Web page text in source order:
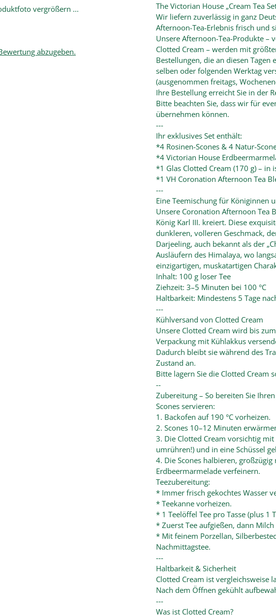
The Victorian House „Cream Tea
Wir liefern zuverlässig in ganz
Afternoon-Tea-Erlebnis frisch und
Unsere Afternoon-Tea-Produkte –
Clotted Cream – werden mit
Bestellungen, die an diesen
selben oder folgenden Werktag
(ausgenommen freitags,
Ihre Bestellung erreicht Sie in der
Bitte beachten Sie, dass wir für
übernehmen können.
---
Ihr exklusives Set enthält:
*4 Rosinen-Scones & 4 Natur-
*4 Victorian House
*1 Glas Clotted Cream (170 g) –
*1 VH Coronation Afternoon Tea
---
Eine Teemischung für Königinnen
Unsere Coronation Afternoon Tea
König Karl III. kreiert. Diese
dunkleren, volleren Geschmack,
Darjeeling, auch bekannt als der
Ausläufern des Himalaya, wo
einzigartigen, muskatartigen
Inhalt: 100 g loser Tee
Ziehzeit: 3–5 Minuten bei 100 °C
Haltbarkeit: Mindestens 5 Tage
---
Kühlversand von Clotted Cream
Unsere Clotted Cream wird bis
Verpackung mit Kühlakkus
Dadurch bleibt sie während des
Zustand an.
Bitte lagern Sie die Clotted Cream
--
Zubereitung – So bereiten Sie
Scones servieren:
1. Backofen auf 190 °C vorheizen.
2. Scones 10–12 Minuten
3. Die Clotted Cream vorsichtig
umrühren!) und in eine Schüssel
4. Die Scones halbieren,
Erdbeermarmelade verfeinern.
Teezubereitung:
* Immer frisch gekochtes Wasser
* Teekanne vorheizen.
* 1 Teelöffel Tee pro Tasse (plus 1
* Zuerst Tee aufgießen, dann
* Mit feinem Porzellan,
Nachmittagstee.
---
Haltbarkeit & Sicherheit
Clotted Cream ist vergleichsweise
Nach dem Öffnen gekühlt
---
Was ist Clotted Cream?
vergrößern ...
abzugeben.